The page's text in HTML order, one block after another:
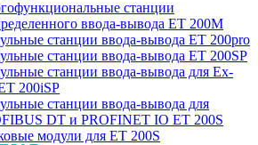
станции
ввода-вывода ET 200M
станции ввода-вывода ET 200pro
станции ввода-вывода ET 200SP
станции ввода-вывода для Ex-
200iSP
станции ввода-вывода для
DT и PROFINET IO ET 200S
модули для ET 200S